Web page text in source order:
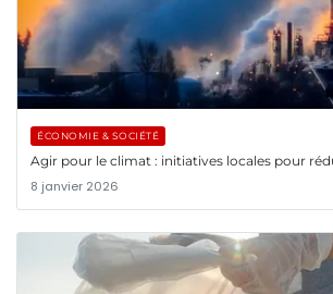
ÉCONOMIE & SOCIÉTÉ
Agir pour le climat : initiatives locales pour
8 janvier 2026